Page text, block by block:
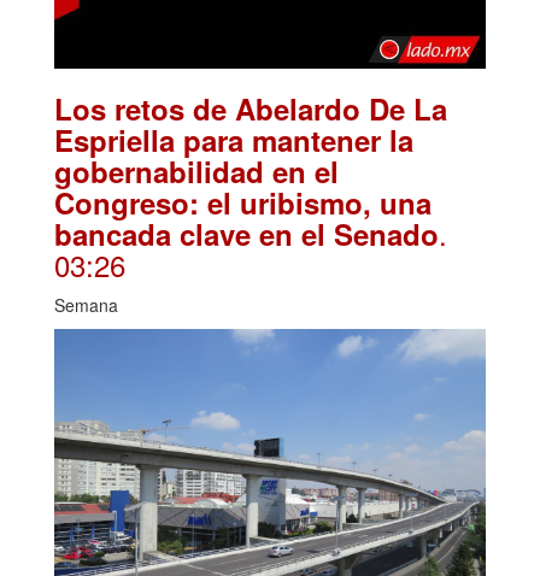
Los retos de Abelardo De La
Espriella para mantener la
gobernabilidad en el
Congreso: el uribismo, una
bancada clave en el Senado.
03:26
Semana